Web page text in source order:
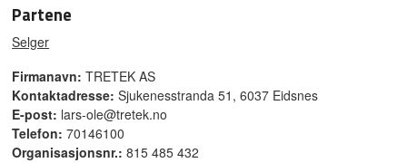
Partene
Selger
Firmanavn: TRETEK AS
Kontaktadresse: Sjukenesstranda 51, 6037 Eidsnes
E-post: lars-ole@tretek.no
Telefon: 70146100
Organisasjonsnr.: 815 485 432